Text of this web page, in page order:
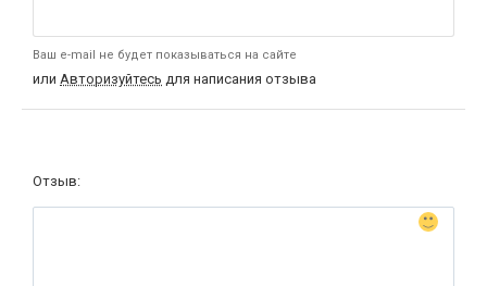
Ваш e-mail не будет показываться на сайте
или Авторизуйтесь для написания отзыва
Отзыв: